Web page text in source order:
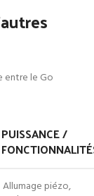
entre le Go
PUISSANCE /
Allumage piézo,